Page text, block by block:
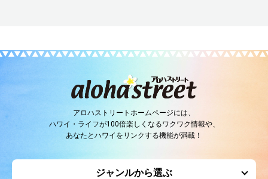
アロハストリートホームページには、
ハワイ・ライフが100倍楽しくなるワクワク情報や、
あなたとハワイをリンクする機能が満載！
ジャンルから選ぶ